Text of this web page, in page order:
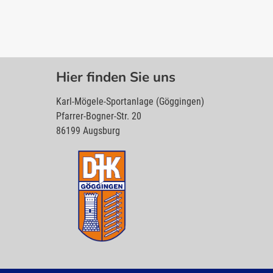
Hier finden Sie uns
Karl-Mögele-Sportanlage (Göggingen)
Pfarrer-Bogner-Str. 20
86199 Augsburg